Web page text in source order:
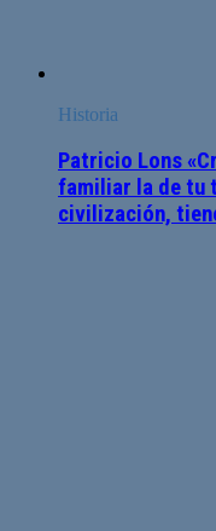
Historia
Patricio Lons
familiar la de tu
civilización,